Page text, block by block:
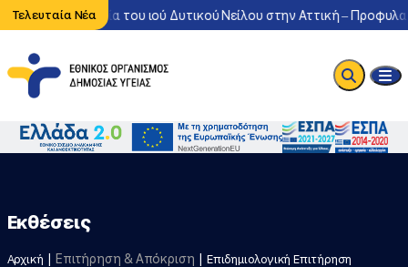
Τελευταία Νέα
κυκλοφορία του ιού Δυτικού Νείλου στην Αττική –
Εκθέσεις
Αρχική Επιτήρηση & Απόκριση
Επιδημιολογική Επιτήρηση